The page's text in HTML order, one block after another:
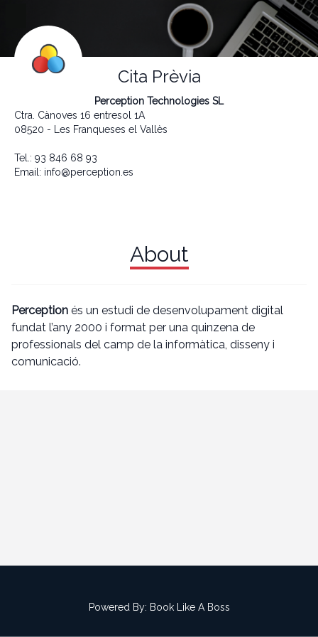
Cita Prèvia
Perception Technologies SL
Ctra. Cànoves 16 entresol 1A
08520 - Les Franqueses el Vallès
Tel.: 93 846 68 93
Email: info@perception.es
About
Perception és un estudi de desenvolupament digital
fundat l’any 2000 i format per una quinzena de
professionals del camp de la informàtica, disseny i
comunicació.
Powered By: Book Like A Boss